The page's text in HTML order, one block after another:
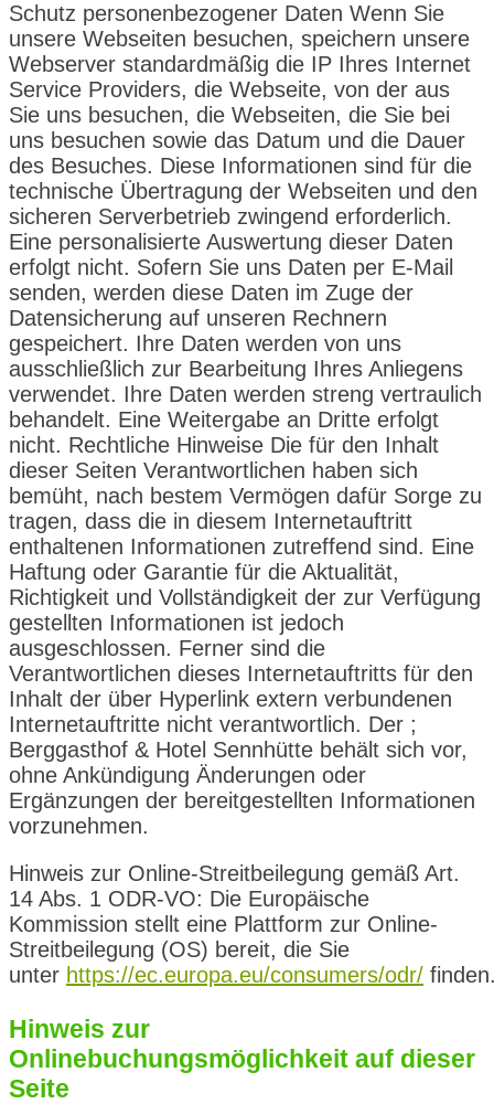
Schutz personenbezogener Daten Wenn Sie
unsere Webseiten besuchen, speichern unsere
Webserver standardmäßig die IP Ihres Internet
Service Providers, die Webseite, von der aus
Sie uns besuchen, die Webseiten, die Sie bei
uns besuchen sowie das Datum und die Dauer
des Besuches. Diese Informationen sind für die
technische Übertragung der Webseiten und den
sicheren Serverbetrieb zwingend erforderlich.
Eine personalisierte Auswertung dieser Daten
erfolgt nicht. Sofern Sie uns Daten per E-Mail
senden, werden diese Daten im Zuge der
Datensicherung auf unseren Rechnern
gespeichert. Ihre Daten werden von uns
ausschließlich zur Bearbeitung Ihres Anliegens
verwendet. Ihre Daten werden streng vertraulich
behandelt. Eine Weitergabe an Dritte erfolgt
nicht. Rechtliche Hinweise Die für den Inhalt
dieser Seiten Verantwortlichen haben sich
bemüht, nach bestem Vermögen dafür Sorge zu
tragen, dass die in diesem Internetauftritt
enthaltenen Informationen zutreffend sind. Eine
Haftung oder Garantie für die Aktualität,
Richtigkeit und Vollständigkeit der zur Verfügung
gestellten Informationen ist jedoch
ausgeschlossen. Ferner sind die
Verantwortlichen dieses Internetauftritts für den
Inhalt der über Hyperlink extern verbundenen
Internetauftritte nicht verantwortlich. Der ;
Berggasthof & Hotel Sennhütte behält sich vor,
ohne Ankündigung Änderungen oder
Ergänzungen der bereitgestellten Informationen
vorzunehmen.
Hinweis zur Online-Streitbeilegung gemäß Art.
14 Abs. 1 ODR-VO: Die Europäische
Kommission stellt eine Plattform zur Online-
Streitbeilegung (OS) bereit, die Sie
unter https://ec.europa.eu/consumers/odr/
Hinweis zur
Onlinebuchungsmöglichkeit auf dieser
Seite